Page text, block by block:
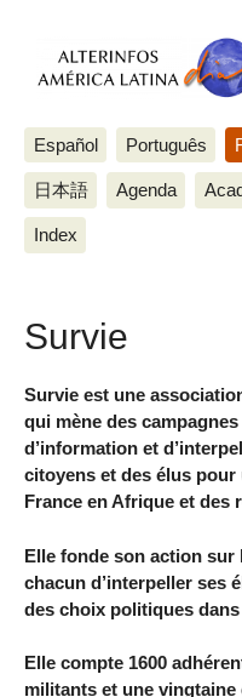
Español Português
日本語 Agenda
Index
Survie
Survie est une
qui mène des campagnes
d’information et
citoyens et des élus
France en Afrique et des
Elle fonde son action
chacun d’interpeller ses
des choix politiques
Elle compte 1600
militants et une